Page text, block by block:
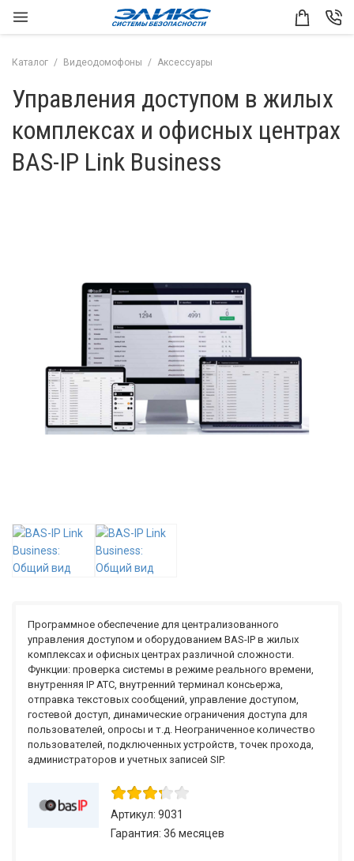
Каталог Видеодомофоны Аксессуары
Управления доступом в жилых
комплексах и офисных центрах
BAS-IP Link Business
Программное обеспечение для централизованного
управления доступом и оборудованием BAS-IP в жилых
комплексах и офисных центрах различной сложности.
Функции: проверка системы в режиме реального времени,
внутренняя IP АТС, внутренний терминал консьержа,
отправка текстовых сообщений, управление доступом,
гостевой доступ, динамические ограничения доступа для
пользователей, опросы и т.д. Неограниченное количество
пользователей, подключенных устройств, точек прохода,
администраторов и учетных записей SIP.
Артикул: 9031
Гарантия: 36 месяцев